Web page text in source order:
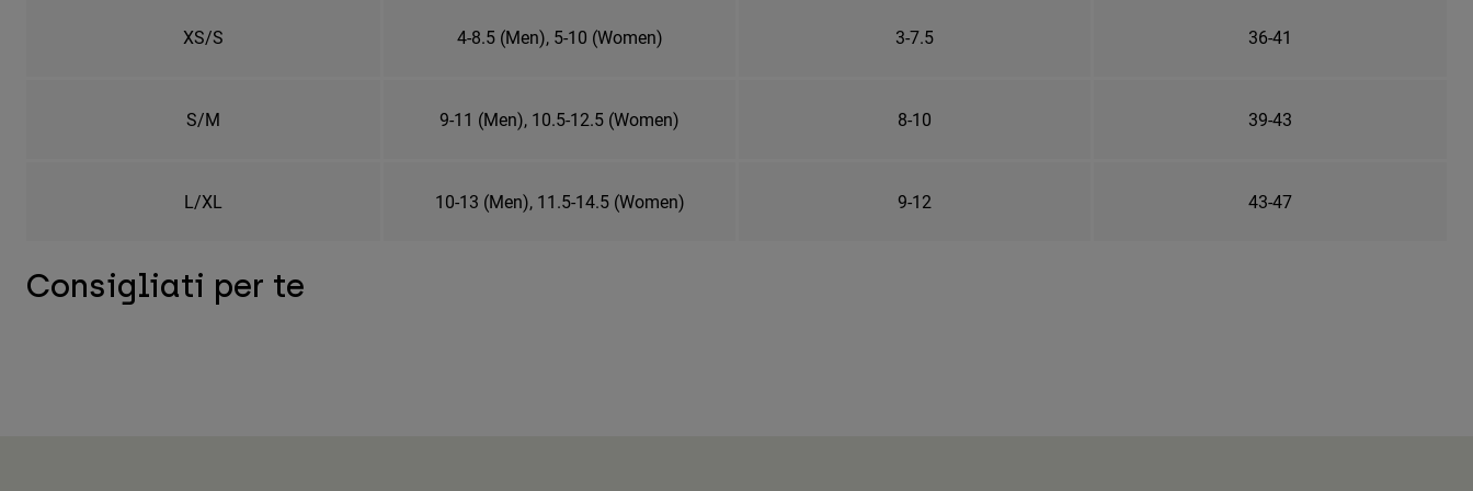
XS/S 4-8.5 (Men), 5-10 (Women) 3-7.5 36-41
S/M 9-11 (Men), 10.5-12.5 (Women) 8-10 39-43
L/XL 10-13 (Men), 11.5-14.5 (Women) 9-12 43-47
Consigliati per te